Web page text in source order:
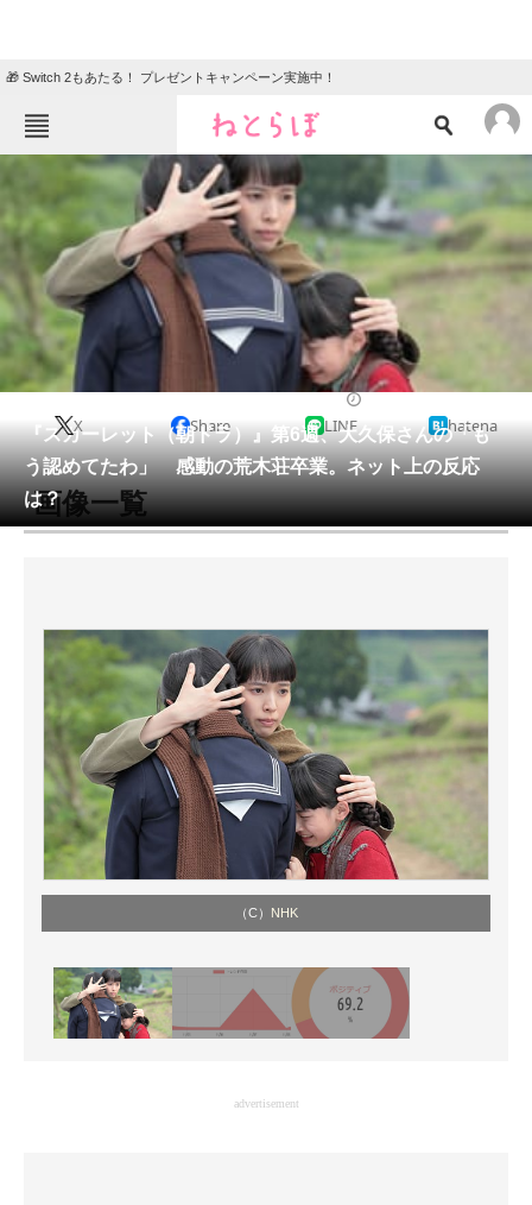
🎁 Switch 2もあたる！ プレゼントキャンペーン実施中！
ねとらぼメニュー
ニュース
エンタメ クイズ
グルメ 地域
住まい 教育・育児
動物 リサーチ
会員記事
メディア
注目記事を集めた総合ページ
スマホと通信の最新トレンド
進化するPCとデバイスの未来
好きが集まる 比べて選べる
ビジネスと働き方のヒント
AI活用のいまが分かる
マーケ×ITの今がよく分かる
ITエンジニア向け専門サイト
『スカーレット（朝ドラ）』第6週、大久保さんの「も
う認めてたわ」 感動の荒木荘卒業。ネット上の反応
は？
X Share LINE hatena
画像一覧
（C） NHK
advertisement